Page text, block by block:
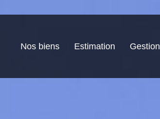
Nos biens Estimation Gestion